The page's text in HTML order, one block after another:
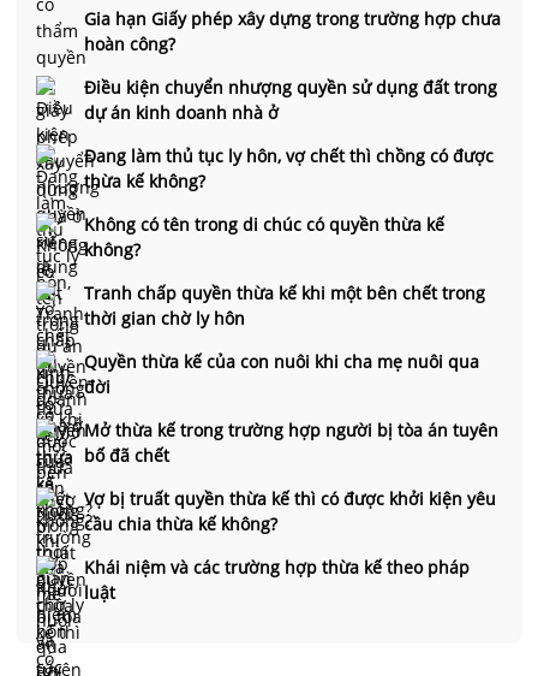
Gia hạn Giấy phép xây dựng trong trường hợp chưa
hoàn công?
Điều kiện chuyển nhượng quyền sử dụng đất trong
dự án kinh doanh nhà ở
Đang làm thủ tục ly hôn, vợ chết thì chồng có được
thừa kế không?
Không có tên trong di chúc có quyền thừa kế
không?
Tranh chấp quyền thừa kế khi một bên chết trong
thời gian chờ ly hôn
Quyền thừa kế của con nuôi khi cha mẹ nuôi qua
đời
Mở thừa kế trong trường hợp người bị tòa án tuyên
bố đã chết
Vợ bị truất quyền thừa kế thì có được khởi kiện yêu
cầu chia thừa kế không?
Khái niệm và các trường hợp thừa kế theo pháp
luật